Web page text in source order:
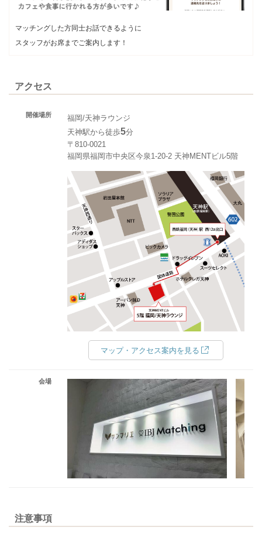
マッチングした方同士お話できるように
スタッフがお席までご案内します！
アクセス
開催場所
福岡/天神ラウンジ
天神駅から徒歩5分
〒810-0021
福岡県福岡市中央区今泉1-20-2 天神MENTビル5階
マップ・アクセス案内を見る
会場
注意事項